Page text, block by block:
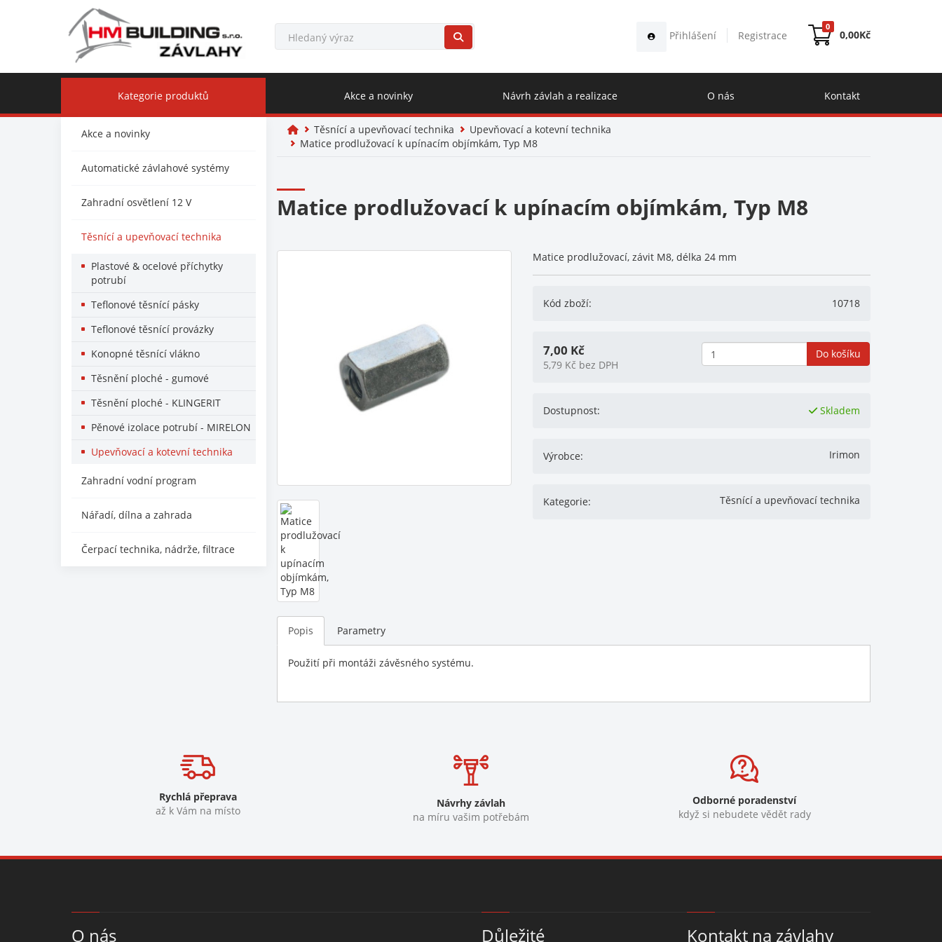
0
0,00Kč
Přihlášení Registrace
Kategorie produktů Akce a novinky Návrh závlah a realizace O nás Kontakt
Akce a novinky
Automatické závlahové systémy
Zahradní osvětlení 12 V
Těsnící a upevňovací technika
Plastové & ocelové příchytky
potrubí
Teflonové těsnící pásky
Teflonové těsnící provázky
Konopné těsnící vlákno
Těsnění ploché - gumové
Těsnění ploché - KLINGERIT
Pěnové izolace potrubí - MIRELON
Upevňovací a kotevní technika
Zahradní vodní program
Nářadí, dílna a zahrada
Čerpací technika, nádrže, filtrace
Těsnící a upevňovací technika
Upevňovací a kotevní technika
Matice prodlužovací k upínacím objímkám, Typ M8
Matice prodlužovací k upínacím objímkám, Typ M8
Matice prodlužovací, závit M8, délka 24 mm
Kód zboží: 10718
7,00 Kč
5,79 Kč bez DPH
Do košíku
Dostupnost: Skladem
Výrobce: Irimon
Kategorie: Těsnící a upevňovací technika
Popis Parametry
Použití při montáži závěsného systému.
Rychlá přeprava
až k Vám na místo
Návrhy závlah
na míru vašim potřebám
Odborné poradenství
když si nebudete vědět rady
O nás Důležité Kontakt na závlahy